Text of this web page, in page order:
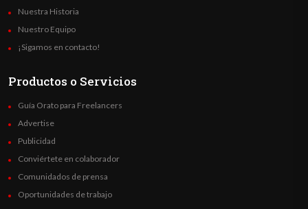
Nuestra Historia
Nuestro Equipo
¡Sigamos en contacto!
Productos o Servicios
Guía Orato para Freelancers
Advertise
Publicidad
Conviértete en colaborador
Comunidados de prensa
Oportunidades de trabajo